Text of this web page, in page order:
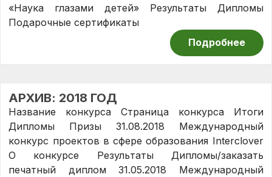
«Наука глазами детей» Результаты Дипломы
Подарочные сертификаты
Подробнее
АРХИВ: 2018 ГОД
Название конкурса Страница конкурса Итоги
Дипломы Призы 31.08.2018 Международный
конкурс проектов в сфере образования Interclover
О конкурсе Результаты Дипломы/заказать
печатный диплом 31.05.2018 Международный